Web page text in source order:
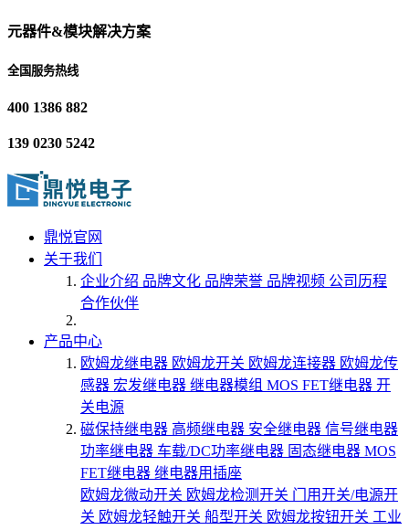
元器件&模块解决方案
全国服务热线
400 1386 882
139 0230 5242
鼎悦官网
关于我们
企业介绍 品牌文化 品牌荣誉 品牌视频 公司历程
合作伙伴
产品中心
欧姆龙继电器 欧姆龙开关 欧姆龙连接器 欧姆龙传
感器 宏发继电器 继电器模组 MOS FET继电器 开
关电源
磁保持继电器 高频继电器 安全继电器 信号继电器
功率继电器 车载/DC功率继电器 固态继电器 MOS
FET继电器 继电器用插座
欧姆龙微动开关 欧姆龙检测开关 门用开关/电源开
关 欧姆龙轻触开关 船型开关 欧姆龙按钮开关 工业